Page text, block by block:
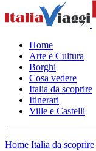
Home
Arte e Cultura
Borghi
Cosa vedere
Italia da scoprire
Itinerari
Ville e Castelli
Home Italia da scoprire